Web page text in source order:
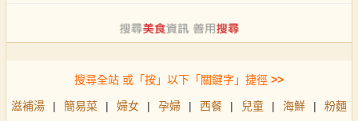
搜尋全站 或「按」以下「關鍵字」捷徑 >>
滋補湯 | 簡易菜 | 婦女 | 孕婦 | 西餐 | 兒童 | 海鮮 |
粉麵